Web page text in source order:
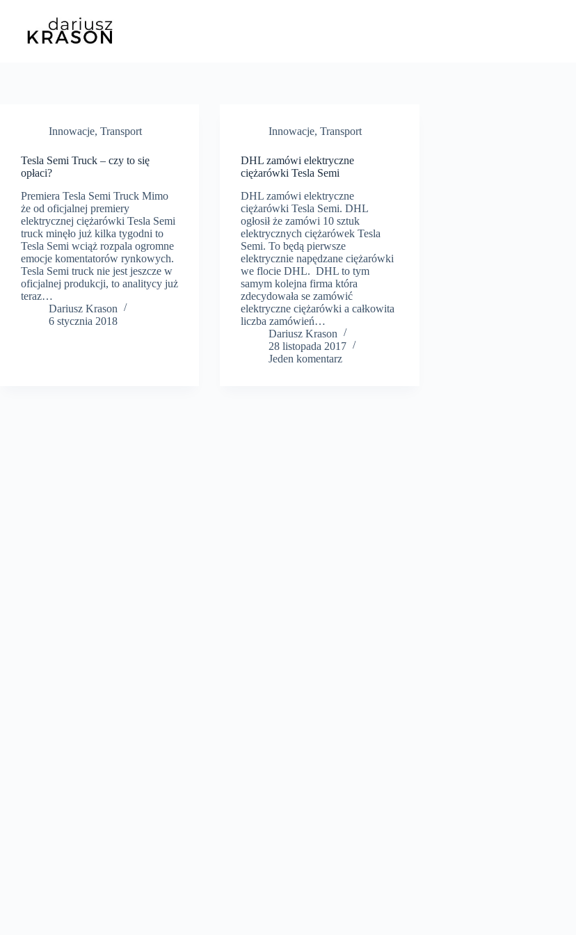
Innowacje, Transport
Tesla Semi Truck – czy to się
opłaci?
Premiera Tesla Semi Truck Mimo
że od oficjalnej premiery
elektrycznej ciężarówki Tesla Semi
truck minęło już kilka tygodni to
Tesla Semi wciąż rozpala ogromne
emocje komentatorów rynkowych.
Tesla Semi truck nie jest jeszcze w
oficjalnej produkcji, to analitycy już
teraz…
Dariusz Krason
6 stycznia 2018
Innowacje,Transport
DHL zamówi elektryczne
ciężarówki Tesla Semi
DHL zamówi elektryczne
ciężarówki Tesla Semi. DHL
ogłosił że zamówi 10 sztuk
elektrycznych ciężarówek Tesla
Semi. To będą pierwsze
elektrycznie napędzane ciężarówki
we flocie DHL. DHL to tym
samym kolejna firma która
zdecydowała se zamówić
elektryczne ciężarówki a całkowita
liczba zamówień…
Dariusz Krason
28 listopada 2017
Jeden komentarz